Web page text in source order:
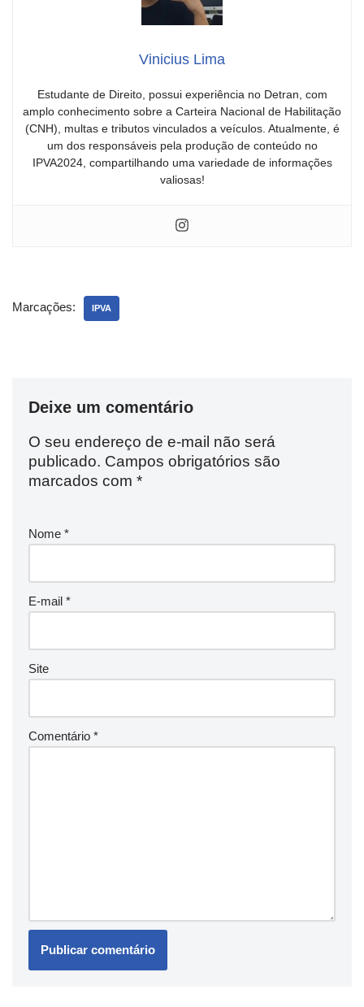
Vinicius Lima
Estudante de Direito, possui experiência no Detran, com
amplo conhecimento sobre a Carteira Nacional de Habilitação
(CNH), multas e tributos vinculados a veículos. Atualmente, é
um dos responsáveis pela produção de conteúdo no
IPVA2024, compartilhando uma variedade de informações
valiosas!
Marcações: IPVA
Deixe um comentário
O seu endereço de e-mail não será
publicado. Campos obrigatórios são
marcados com *
Nome *
E-mail *
Site
Comentário *